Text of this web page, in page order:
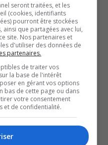
seront traitées, et les
(cookies, identifiants
pourront être stockées
que partagées avec lui,
site. Nos partenaires et
d'utiliser des données de
partenaires.
de traiter vos
la base de l'intérêt
en gérant vos options
bas de cette page ou dans
votre consentement
et de confidentialité.